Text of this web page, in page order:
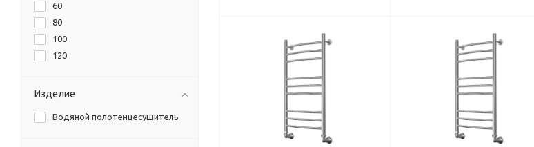
60
80
100
120
Изделие
Водяной полотенцесушитель